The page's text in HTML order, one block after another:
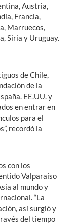
Austria,
Francia,
Marruecos,
Siria y Uruguay.
de Chile,
de la
EE.UU. y
en entrar en
para el
recordó la
con los
Valparaíso
al mundo y
“La
así surgió y
del tiempo